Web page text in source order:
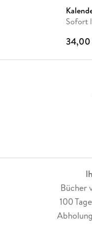
Sofort
34,00
Bücher
100